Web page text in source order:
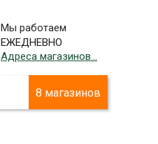
Мы работаем
ЕЖЕДНЕВНО
Адреса магазинов...
8 магазинов